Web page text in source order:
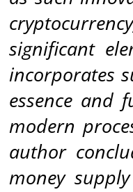
significant
incorporates
essence and
modern
author
money